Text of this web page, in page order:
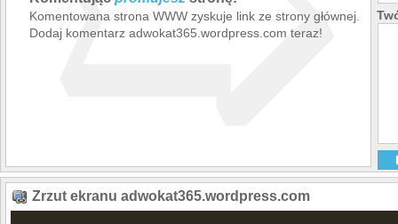
Komentowana strona WWW zyskuje link ze strony głównej.
Dodaj komentarz adwokat365.wordpress.com teraz!
Zrzut ekranu adwokat365.wordpress.com